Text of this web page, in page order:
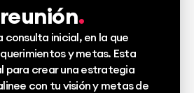
consulta inicial, en la que
y metas. Esta
para crear una estrategia
con tu visión y metas de